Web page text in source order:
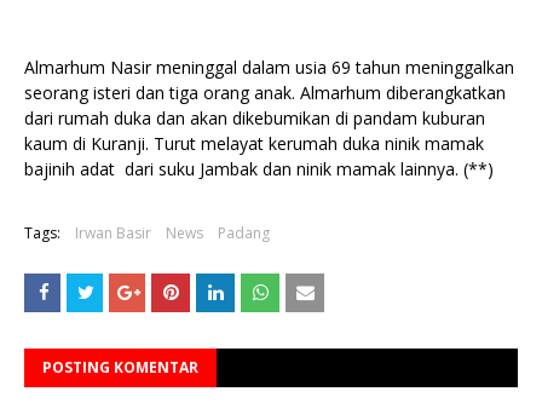
Almarhum Nasir meninggal dalam usia 69 tahun meninggalkan
seorang isteri dan tiga orang anak. Almarhum diberangkatkan
dari rumah duka dan akan dikebumikan di pandam kuburan
kaum di Kuranji. Turut melayat kerumah duka ninik mamak
bajinih adat dari suku Jambak dan ninik mamak lainnya. (**)
Tags: Irwan Basir News Padang
POSTING KOMENTAR